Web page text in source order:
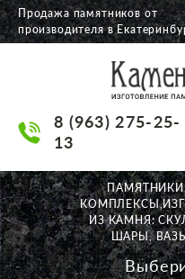
О
НАШИ
АКЦИИ
ДОСТАВКА
КОНТАКТЫ
Продажа памятников от
производителя в
8 (963) 275-25-
13
ИЗ КАМНЯ:
ШАРЫ,